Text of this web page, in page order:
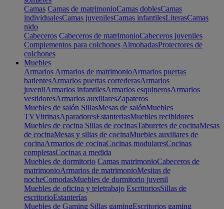
Camas Camas de matrimonioCamas doblesCamas
individualesCamas juvenilesCamas infantilesLiterasCamas
nido
Cabeceros Cabeceros de matrimonioCabeceros juveniles
Complementos para colchones AlmohadasProtectores de
colchones
Muebles
Armarios Armarios de matrimonioArmarios puertas
batientesArmarios puertas correderasArmarios
juvenilArmarios infantilesArmarios esquinerosArmarios
vestidoresArmarios auxiliaresZapateros
Muebles de salón SillasMesas de salónMuebles
TVVitrinasAparadoresEstanteriasMuebles recibidores
Muebles de cocina Sillas de cocinasTaburetes de cocinaMesas
de cocinaMesas y sillas de cocinaMuebles auxiliares de
cocinaArmarios de cocinaCocinas modularesCocinas
completasCocinas a medida
Muebles de dormitorio Camas matrimonioCabeceros de
matrimonioArmarios de matrimonioMesitas de
nocheComodasMuebles de dormitorio juvenil
Muebles de oficina y teletrabajo EscritoriosSillas de
escritorioEstanterías
Muebles de Gaming Sillas gamingEscritorios gaming